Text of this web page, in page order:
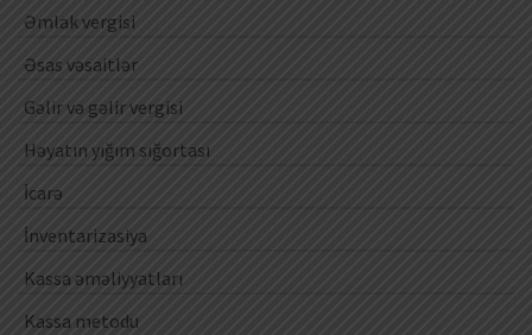
Əmlak vergisi
Əsas vəsaitlər
Gəlir və gəlir vergisi
Həyatın yığım sığortası
İcarə
İnventarizasiya
Kassa əməliyyatları
Kassa metodu